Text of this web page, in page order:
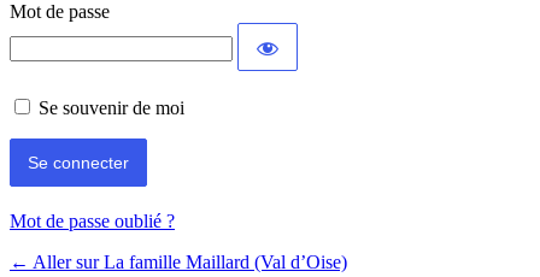
Mot de passe
Se souvenir de moi
Mot de passe oublié ?
← Aller sur La famille Maillard (Val d’Oise)